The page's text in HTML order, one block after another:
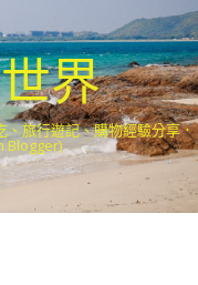
界
、旅行遊記、購物經驗分享．
Blogger)